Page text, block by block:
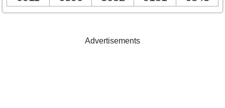
Advertisements